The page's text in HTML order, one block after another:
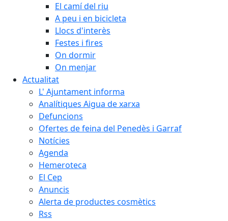
El camí del riu
A peu i en bicicleta
Llocs d'interès
Festes i fires
On dormir
On menjar
Actualitat
L' Ajuntament informa
Analítiques Aigua de xarxa
Defuncions
Ofertes de feina del Penedès i Garraf
Notícies
Agenda
Hemeroteca
El Cep
Anuncis
Alerta de productes cosmètics
Rss